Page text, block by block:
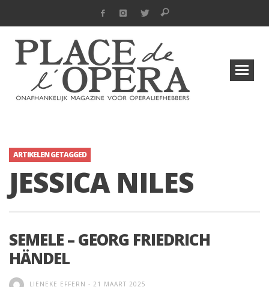
ARTIKELEN GETAGGED
JESSICA NILES
SEMELE – GEORG FRIEDRICH
HÄNDEL
LIENEKE EFFERN - 21 MAART 2025